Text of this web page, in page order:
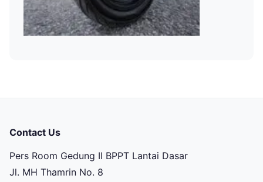
Contact Us
Pers Room Gedung II BPPT Lantai Dasar
Jl. MH Thamrin No. 8